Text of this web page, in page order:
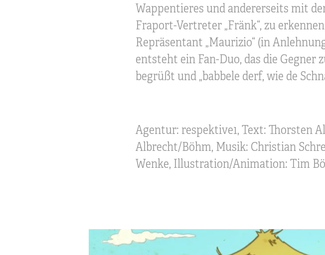
Wappentieres und andererseits mit
Fraport-Vertreter „Fränk“, zu
Repräsentant „Maurizio“ (in
entsteht ein Fan-Duo, das die
begrüßt und „babbele derf, wie de
Agentur: respektive1, Text: Thorsten
Albrecht/Böhm, Musik: Christian
Wenke, Illustration/Animation: Tim